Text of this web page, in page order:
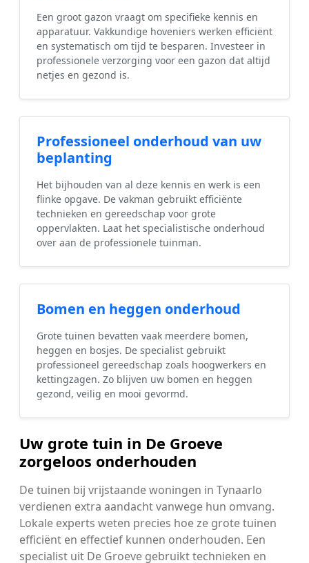
Een groot gazon vraagt om specifieke kennis en
apparatuur. Vakkundige hoveniers werken efficiënt
en systematisch om tijd te besparen. Investeer in
professionele verzorging voor een gazon dat altijd
netjes en gezond is.
Professioneel onderhoud van uw
beplanting
Het bijhouden van al deze kennis en werk is een
flinke opgave. De vakman gebruikt efficiënte
technieken en gereedschap voor grote
oppervlakten. Laat het specialistische onderhoud
over aan de professionele tuinman.
Bomen en heggen onderhoud
Grote tuinen bevatten vaak meerdere bomen,
heggen en bosjes. De specialist gebruikt
professioneel gereedschap zoals hoogwerkers en
kettingzagen. Zo blijven uw bomen en heggen
gezond, veilig en mooi gevormd.
Uw grote tuin in De Groeve
zorgeloos onderhouden
De tuinen bij vrijstaande woningen in Tynaarlo
verdienen extra aandacht vanwege hun omvang.
Lokale experts weten precies hoe ze grote tuinen
efficiënt en effectief kunnen onderhouden. Een
specialist uit De Groeve gebruikt technieken en